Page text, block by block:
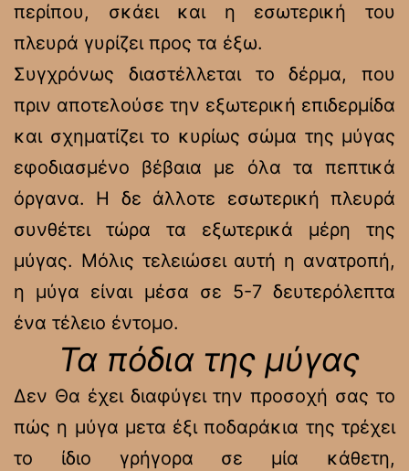
περίπου, σκάει και η εσωτερική του
πλευρά γυρίζει προς τα έξω.
Συγχρόνως διαστέλλεται το δέρμα, που
πριν αποτελούσε την εξωτερική επιδερμίδα
και σχηματίζει το κυρίως σώμα της μύγας
εφοδιασμένο βέβαια με όλα τα πεπτικά
όργανα. Η δε άλλοτε εσωτερική πλευρά
συνθέτει τώρα τα εξωτερικά μέρη της
μύγας. Μόλις τελειώσει αυτή η ανατροπή,
η μύγα είναι μέσα σε 5-7 δευτερόλεπτα
ένα τέλειο έντομο.
Τα πόδια της μύγας
Δεν Θα έχει διαφύγει την προσοχή σας το
πώς η μύγα μετα έξι ποδαράκια της τρέχει
το ίδιο γρήγορα σε μία κάθετη,